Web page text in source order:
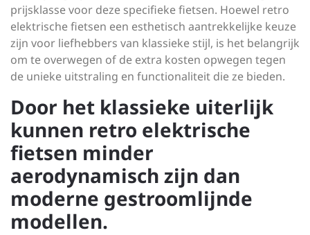
prijsklasse voor deze specifieke fietsen. Hoewel retro
elektrische fietsen een esthetisch aantrekkelijke keuze
zijn voor liefhebbers van klassieke stijl, is het belangrijk
om te overwegen of de extra kosten opwegen tegen
de unieke uitstraling en functionaliteit die ze bieden.
Door het klassieke uiterlijk
kunnen retro elektrische
fietsen minder
aerodynamisch zijn dan
moderne gestroomlijnde
modellen.